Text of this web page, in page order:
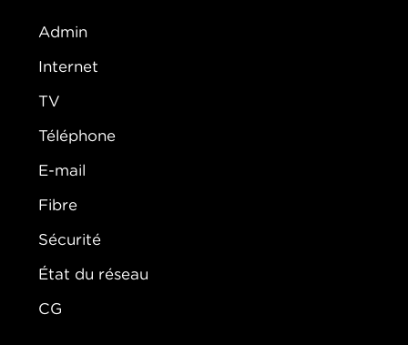
Admin
Internet
TV
Téléphone
E-mail
Fibre
Sécurité
État du réseau
CG